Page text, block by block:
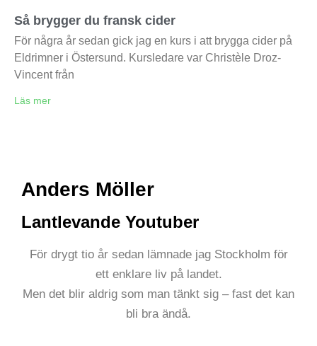
Så brygger du fransk cider
För några år sedan gick jag en kurs i att brygga cider på
Eldrimner i Östersund. Kursledare var Christèle Droz-
Vincent från
Läs mer
Anders Möller
Lantlevande Youtuber
För drygt tio år sedan lämnade jag Stockholm för
ett enklare liv på landet.
Men det blir aldrig som man tänkt sig – fast det kan
bli bra ändå.